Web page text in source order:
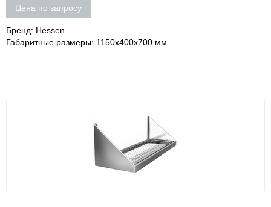
Цена по запросу
Бренд: Hessen
Габаритные размеры: 1150х400х700 мм